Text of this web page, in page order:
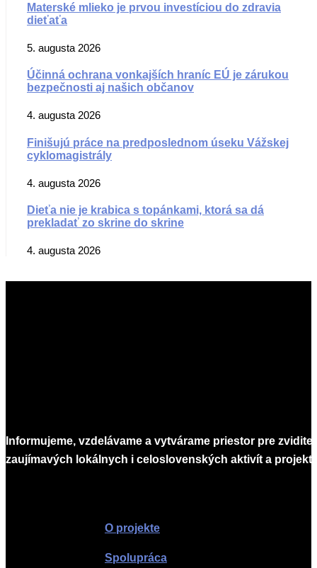
Materské mlieko je prvou investíciou do zdravia
dieťaťa
5. augusta 2026
Účinná ochrana vonkajších hraníc EÚ je zárukou
bezpečnosti aj našich občanov
4. augusta 2026
Finišujú práce na predposlednom úseku Vážskej
cyklomagistrály
4. augusta 2026
Dieťa nie je krabica s topánkami, ktorá sa dá
prekladať zo skrine do skrine
4. augusta 2026
Informujeme, vzdelávame a vytvárame priestor pre
zaujímavých lokálnych i celoslovenských aktivít a
O projekte
Spolupráca